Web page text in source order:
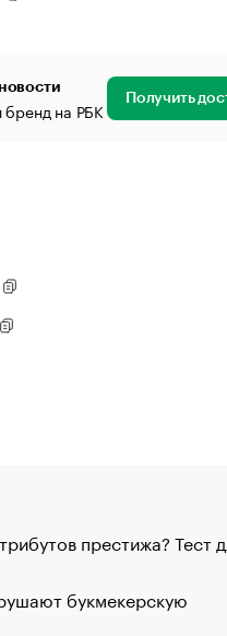
бренд на РБК Получить
престижа? Тест
букмекерскую